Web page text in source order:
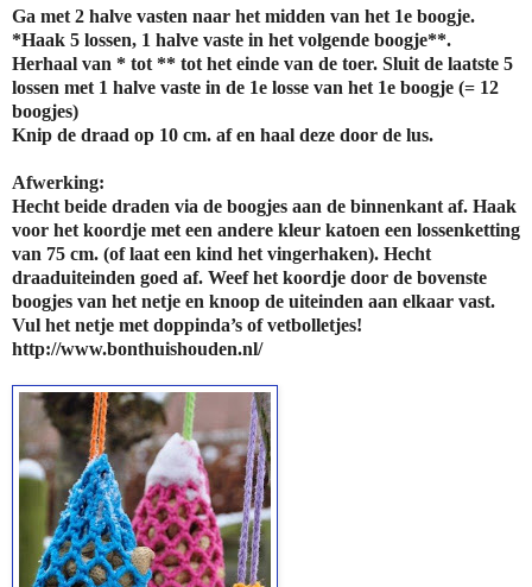
Ga met 2 halve vasten naar het midden van het 1e boogje.
*Haak 5 lossen, 1 halve vaste in het volgende boogje**.
Herhaal van * tot ** tot het einde van de toer. Sluit de laatste 5
lossen met 1 halve vaste in de 1e losse van het 1e boogje (= 12
boogjes)
Knip de draad op 10 cm. af en haal deze door de lus.
Afwerking:
Hecht beide draden via de boogjes aan de binnenkant af. Haak
voor het koordje met een andere kleur katoen een lossenketting
van 75 cm. (of laat een kind het vingerhaken). Hecht
draaduiteinden goed af. Weef het koordje door de bovenste
boogjes van het netje en knoop de uiteinden aan elkaar vast.
Vul het netje met doppinda’s of vetbolletjes!
http://www.bonthuishouden.nl/